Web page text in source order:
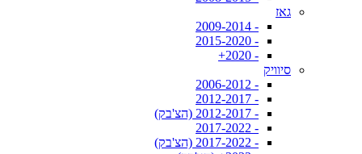
גאז
- 2009-2014
- 2015-2020
- 2020+
סיוויק
- 2006-2012
- 2012-2017
- 2012-2017 (הצ'בק)
- 2017-2022
- 2017-2022 (הצ'בק)